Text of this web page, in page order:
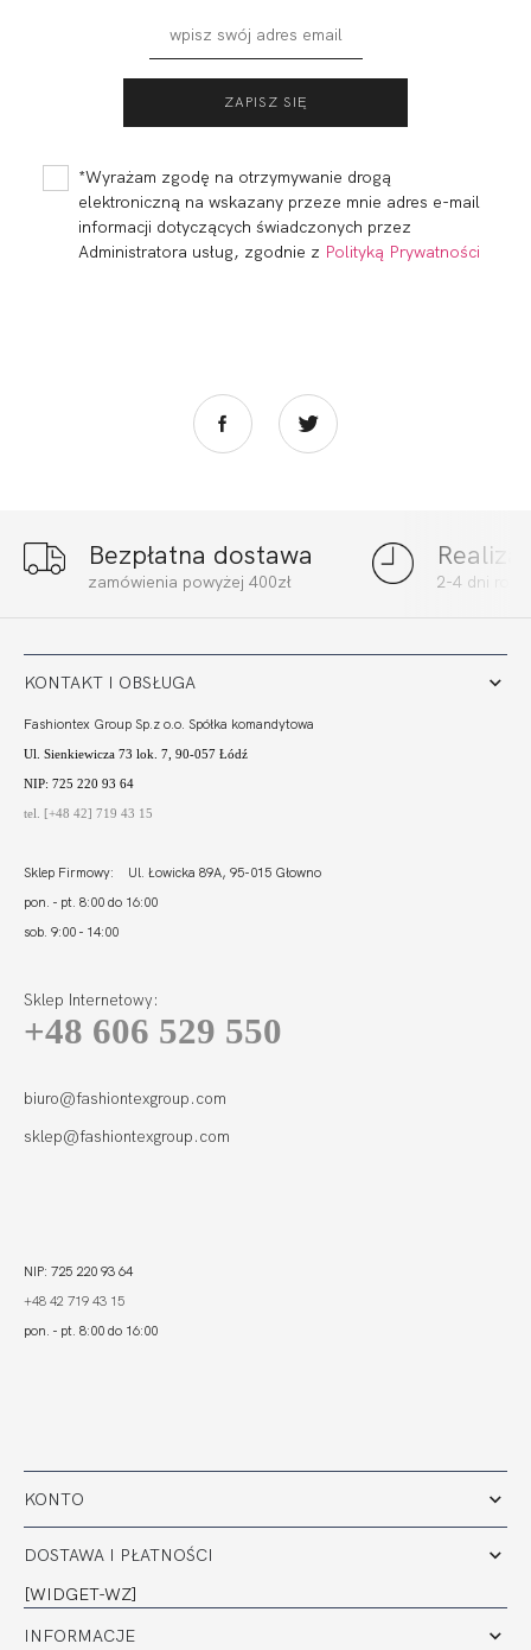
115,01 34,46 zł
LIGHT BIEL
115,01
FORTUNA STRINGI
FORTUNA STRINGI
FORTUNA
*Wyrażam zgodę na otrzymywanie drogą
elektroniczną na wskazany przeze mnie adres e-mail
informacji dotyczących świadczonych przez
Administratora usług, zgodnie z Polityką Prywatności
Bezpłatna dostawa
zamówienia powyżej 400zł 2-4 dni
KONTO
DOSTAWA I PŁATNOŚCI
[WIDGET-WZ]
INFORMACJE
KONTAKT I OBSŁUGA
Fashiontex Group Sp.z o.o. Spółka komandytowa
Ul. Sienkiewicza 73 lok. 7, 90-057 Łódź
NIP: 725 220 93 64
tel. [+48 42] 719 43 15
Sklep Firmowy: Ul. Łowicka 89A, 95-015 Głowno
pon. - pt. 8:00 do 16:00
sob. 9:00 - 14:00
Sklep Internetowy:
+48 606 529 550
biuro@fashiontexgroup.com
sklep@fashiontexgroup.com
NIP: 725 220 93 64
+48 42 719 43 15
pon. - pt. 8:00 do 16:00